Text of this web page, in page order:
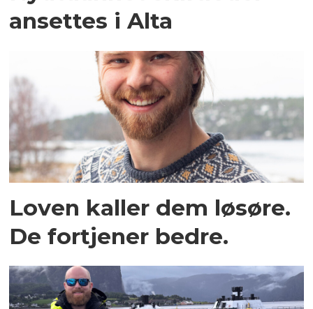
ansettes i Alta
Loven kaller dem løsøre.
De fortjener bedre.